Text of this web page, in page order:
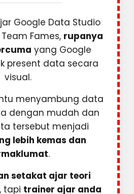
Google Data Studio
Fames, rupanya
yang Google
present data secara
visual.
menyambung data
dengan mudah dan
tersebut menjadi
lebih kemas dan
.
setakat ajar teori
tapi trainer ajar anda